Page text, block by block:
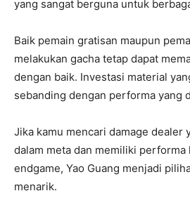
yang sangat berguna untuk
Baik pemain gratisan maupun
melakukan gacha tetap dapat
dengan baik. Investasi material
sebanding dengan performa yang
Jika kamu mencari damage dealer
dalam meta dan memiliki performa
endgame, Yao Guang menjadi
menarik.